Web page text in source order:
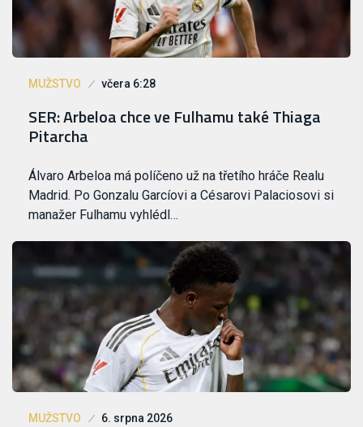
MUŽSTVO včera 6:28
SER: Arbeloa chce ve Fulhamu také Thiaga
Pitarcha
Álvaro Arbeloa má políčeno už na třetího hráče Realu
Madrid. Po Gonzalu Garcíovi a Césarovi Palaciosovi si
manažer Fulhamu vyhlédl…
MUŽSTVO 6. srpna 2026